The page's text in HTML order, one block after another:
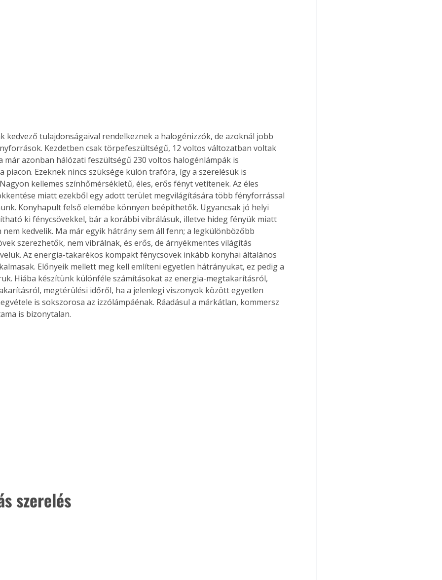
kedvező tulajdonságaival rendelkeznek a halogénizzók, de azoknál jobb
Kezdetben csak törpefeszültségű, 12 voltos változatban voltak
már azonban hálózati feszültségű 230 voltos halogénlámpák is
piacon. Ezeknek nincs szüksége külön trafóra, így a szerelésük is
kellemes színhőmérsékletű, éles, erős fényt vetítenek. Az éles
miatt ezekből egy adott terület megvilágítására több fényforrással
Konyhapult felső elemébe könnyen beépíthetők. Ugyancsak jó helyi
ki fénycsövekkel, bár a korábbi vibrálásuk, illetve hideg fényük miatt
nem kedvelik. Ma már egyik hátrány sem áll fenn; a legkülönbözőbb
szerezhetők, nem vibrálnak, és erős, de árnyékmentes világítás
Az energia-takarékos kompakt fénycsövek inkább konyhai általános
Előnyeik mellett meg kell említeni egyetlen hátrányukat, ez pedig a
Hiába készítünk különféle számításokat az energia-megtakarításról,
megtérülési időről, ha a jelenlegi viszonyok között egyetlen
is sokszorosa az izzólámpáénak. Ráadásul a márkátlan, kommersz
is bizonytalan.
szerelés